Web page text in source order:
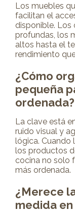
Los muebles
facilitan el
disponible. Los
profundas, los
altos hasta el
rendimiento
¿Cómo
pequeña
ordenada?
La clave está
ruido visual y
lógica. Cuando
los productos
cocina no solo
más ordenada.
¿Merece
medida